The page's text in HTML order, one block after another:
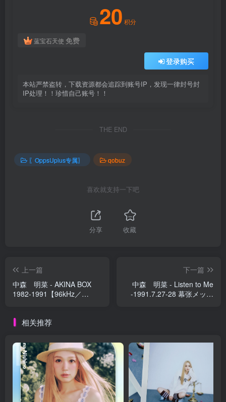
20 积分
蓝宝石天使 免费
登录购买
本站严禁盗转，下载资源都会追踪到账号IP，发现一律封号封
IP处理！！珍惜自己账号！！
THE END
〖OppsUplus专属〗 qobuz
喜欢就支持一下吧
分享 收藏
上一篇
中森 明菜 - AKINA BOX
1982-1991【96kHz／
下一篇
中森 明菜 - Listen to Me
-1991.7.27-28 幕张メッセ
相关推荐